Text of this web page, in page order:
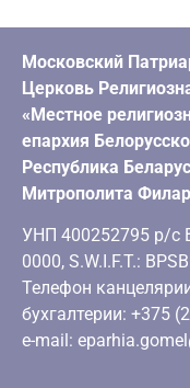
Московский
Церковь
«Местное
епархия
Республика
Митрополита
УНП 400252795 р/с
0000, S.W.I.F.T.:
Телефон
бухгалтерии: +375
e-mail: